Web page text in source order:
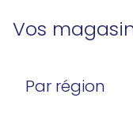
Vos
Par région